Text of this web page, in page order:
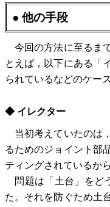
● 他の手段
今回の方法に至るま
とえば，以下にある「
られているなどのケー
◆ イレクター
当初考えていたのは
るためのジョイント部
ティングされているか
問題は「土台」をど
た。それを防ぐため土